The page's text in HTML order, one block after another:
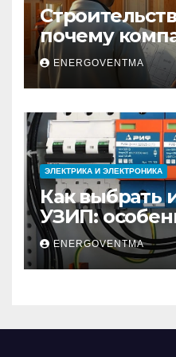
почему
цикла
ENERGOVENTMA
ЭЛЕКТРИКА И ЭЛЕКТРОНИКА
Как выбрать
УЗИП:
устройств
импульсных
ENERGOVENTMA